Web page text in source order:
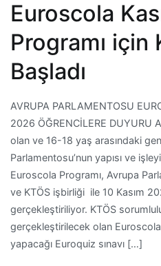
Euroscola
Programı için
Başladı
AVRUPA PARLAMENTOSU
2026 ÖĞRENCİLERE DUYURU
olan ve 16-18 yaş arasındaki
Parlamentosu’nun yapısı ve
Euroscola Programı, Avrupa
ve KTÖS işbirliği ile 10 Kasım
gerçekleştiriliyor. KTÖS
gerçekleştirilecek olan Euroscola
yapacağı Euroquiz sınavı […]